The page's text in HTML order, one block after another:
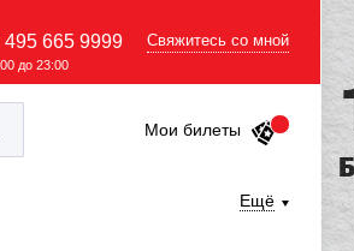
495 665 9999
до 23:00
Свяжитесь со мной
Мои билеты
Ещё